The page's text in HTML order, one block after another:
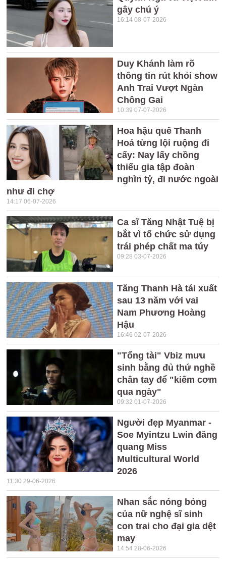
gây chú ý
16:14 08-07-2026
Duy Khánh làm rõ
thông tin rút khỏi show
Anh Trai Vượt Ngàn
Chông Gai
10:39 07-07-2026
Hoa hậu quê Thanh
Hoá từng lội ruộng đi
cấy: Nay lấy chồng
thiếu gia tập đoàn
nghìn tỷ, đi nước ngoài
như đi chợ
14:17 06-07-2026
Ca sĩ Tăng Nhật Tuệ bị
bắt vì tổ chức sử dụng
trái phép chất ma túy
09:28 03-07-2026
Tăng Thanh Hà tái xuất
sau 13 năm với vai
Nam Phương Hoàng
Hậu
16:46 02-07-2026
"Tổng tài" Vbiz mưu
sinh bằng đủ thứ nghề
chân tay để "kiếm cơm
qua ngày"
09:32 01-07-2026
Người đẹp Myanmar -
Soe Myintzu Lwin đăng
quang Miss
Multicultural World
2026
11:30 29-06-2026
Nhan sắc nóng bỏng
của nữ nghệ sĩ sinh
con trai cho đại gia dệt
may
14:54 28-06-2026